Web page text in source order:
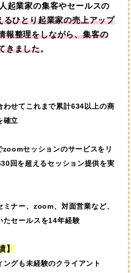
起業家の集客やセールスの
るひとり起業家の売上アップ
報整理をしながら、集客の
きました。
わせてこれまで累計634以上の商
確立
zoomセッションのサービスをリ
回を超えるセッション提供を実
ミナー、zoom、対面営業など、
たセールスを14年経験
】
グも未経験のクライアント